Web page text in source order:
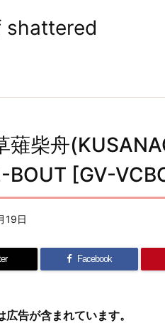
shattered
薙柴舟
BOUT [GV-
19日
Facebook
広告が含まれています。